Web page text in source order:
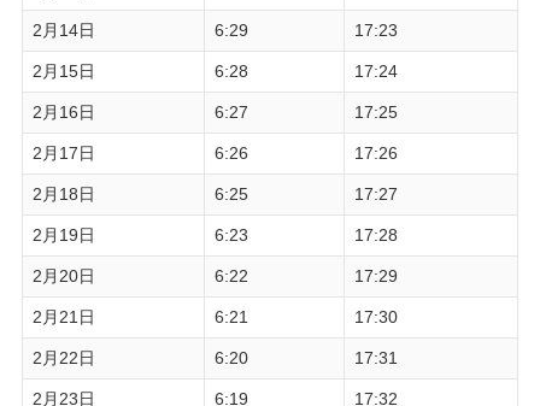
2月14日 6:29 17:23
2月15日 6:28 17:24
2月16日 6:27 17:25
2月17日 6:26 17:26
2月18日 6:25 17:27
2月19日 6:23 17:28
2月20日 6:22 17:29
2月21日 6:21 17:30
2月22日 6:20 17:31
2月23日 6:19 17:32